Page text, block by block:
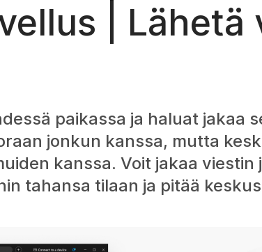
| Lähetä
paikassa ja haluat jakaa
jonkun kanssa, mutta
kanssa. Voit jakaa
tahansa tilaan ja pitää